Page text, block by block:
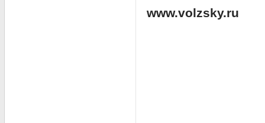
www.volzsky.ru